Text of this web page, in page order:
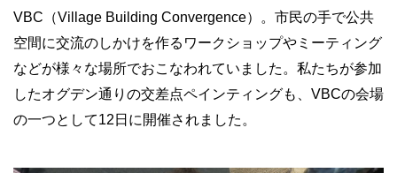
VBC （Village Building Convergence）。市民の手で公共
空間に交流のしかけを作るワークショップやミーティング
などが様々な場所でおこなわれていました。私たちが参加
したオグデン通りの交差点ペインティングも、 VBCの会場
の一つとして12 日に開催されました。